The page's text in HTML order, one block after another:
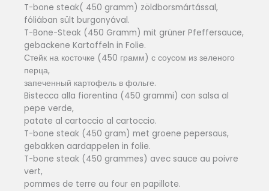
T-bone steak( 450 gramm) zöldborsmártással,
fóliában sült burgonyával.
T-Bone-Steak (450 Gramm) mit grüner Pfeffersauce,
gebackene Kartoffeln in Folie.
Стейк на косточке (450 грамм) с соусом из зеленого
перца,
запеченный картофель в фольге.
Bistecca alla fiorentina (450 grammi) con salsa al
pepe verde,
patate al cartoccio al cartoccio.
T-bone steak (450 gram) met groene pepersaus,
gebakken aardappelen in folie.
T-bone steak (450 grammes) avec sauce au poivre
vert,
pommes de terre au four en papillote.